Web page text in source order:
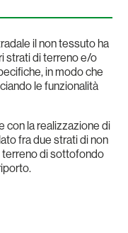
il non tessuto ha
strati di terreno e/o
in modo che
le funzionalità
con la realizzazione di
fra due strati di non
terreno di sottofondo